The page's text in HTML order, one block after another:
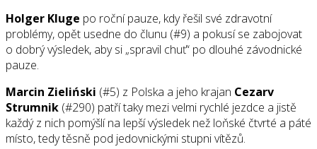
Holger Kluge po roční pauze, kdy řešil své zdravotní
problémy, opět usedne do člunu (#9) a pokusí se zabojovat
o dobrý výsledek, aby si „spravil chuť“ po dlouhé závodnické
pauze.
Marcin Zieliński (#5) z Polska a jeho krajan Cezarv
Strumnik (#290) patří taky mezi velmi rychlé jezdce a jistě
každý z nich pomýšlí na lepší výsledek než loňské čtvrté a páté
místo, tedy těsně pod jedovnickými stupni vítězů.